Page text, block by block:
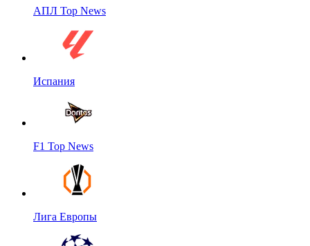
АПЛ Top News
Испания
F1 Top News
Лига Европы